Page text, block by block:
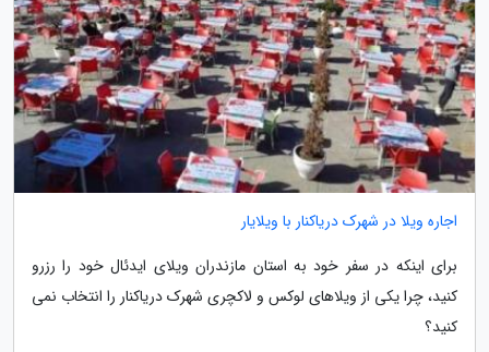
اجاره ویلا در شهرک دریاکنار با ویلایار
برای اینکه در سفر خود به استان مازندران ویلای ایدئال خود را رزرو
کنید، چرا یکی از ویلاهای لوکس و لاکچری شهرک دریاکنار را انتخاب نمی
کنید؟